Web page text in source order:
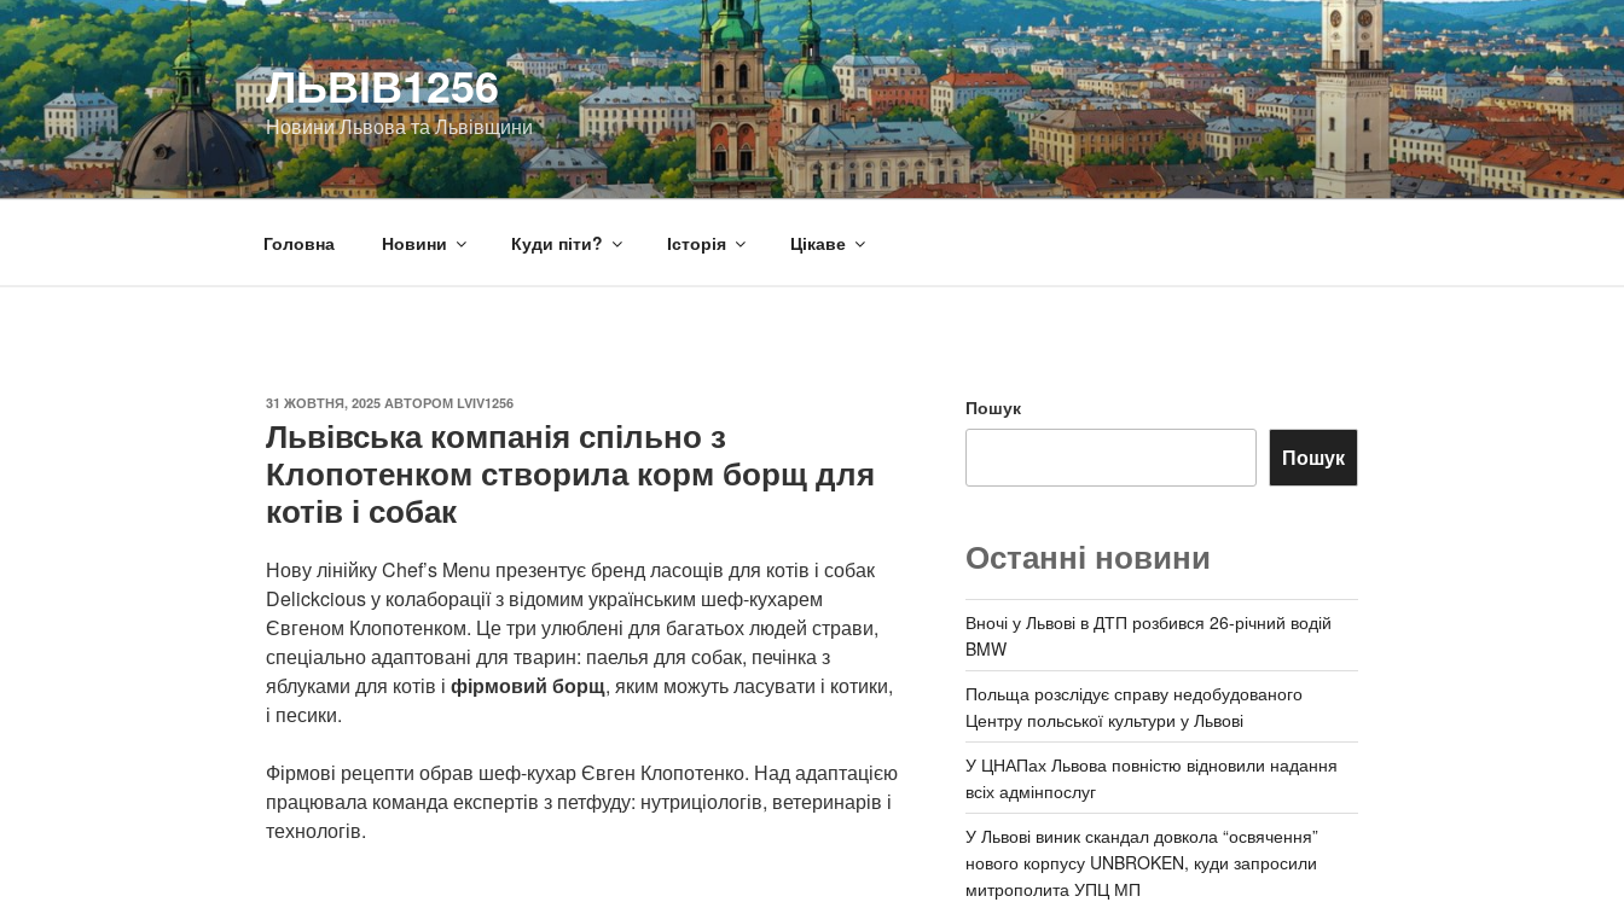
Перейти
до
вмісту
ЛЬВІВ1256
Новини Львова та Львівщини
Головна Новини Куди піти? Історія Цікаве
ОПУБЛІКОВАНО
31 ЖОВТНЯ, 2025 АВТОРОМ LVIV1256
Львівська компанія спільно з
Клопотенком створила корм борщ для
котів і собак
Нову лінійку Chef’s Menu презентує бренд ласощів для котів і собак
Delickcious у колаборації з відомим українським шеф-кухарем
Євгеном Клопотенком. Це три улюблені для багатьох людей страви,
спеціально адаптовані для тварин: паелья для собак, печінка з
яблуками для котів і фірмовий борщ, яким можуть ласувати і котики,
і песики.
Фірмові рецепти обрав шеф-кухар Євген Клопотенко. Над адаптацією
працювала команда експертів з петфуду: нутриціологів, ветеринарів і
технологів.
Пошук
Пошук
Останні новини
Вночі у Львові в ДТП розбився 26-річний водій
BMW
Польща розслідує справу недобудованого
Центру польської культури у Львові
У ЦНАПах Львова повністю відновили надання
всіх адмінпослуг
У Львові виник скандал довкола “освячення”
нового корпусу UNBROKEN, куди запросили
митрополита УПЦ МП